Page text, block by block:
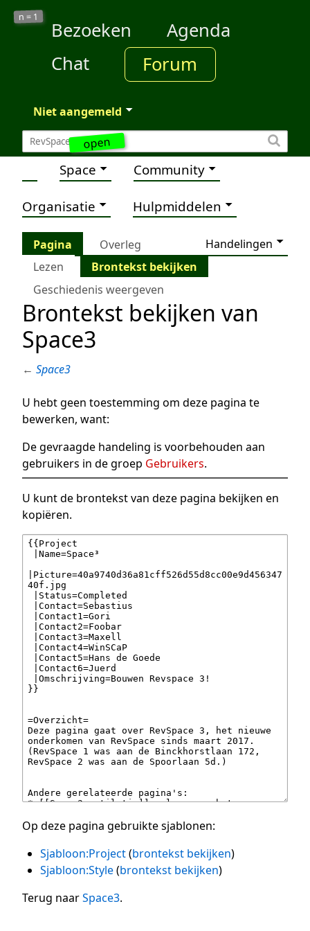
open
n = 1
Bezoeken
Agenda
Chat
Forum
Niet aangemeld
Space Community
Organisatie Hulpmiddelen
Pagina Overleg
Handelingen
Lezen
Brontekst bekijken
Geschiedenis weergeven
Brontekst bekijken van
Space3
← Space3
U hebt geen toestemming om deze pagina te
bewerken, want:
De gevraagde handeling is voorbehouden aan
gebruikers in de groep Gebruikers.
U kunt de brontekst van deze pagina bekijken en
kopiëren.
Op deze pagina gebruikte sjablonen:
Sjabloon:Project(brontekst bekijken)
Sjabloon:Style(brontekst bekijken)
Terug naarSpace3.